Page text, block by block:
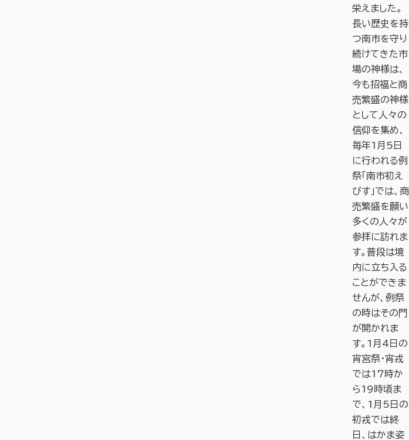
栄えました。
長い歴史を持
つ南市を守り
続けてきた市
場の神様は、
今も招福と商
売繁盛の神様
として人々の
信仰を集め、
毎年1月5日
に行われる例
祭「南市初え
びす」では、商
売繁盛を願い
多くの人々が
参拝に訪れま
す。普段は境
内に立ち入る
ことができま
せんが、例祭
の時はその門
が開かれま
す。1月4日の
宵宮祭・宵戎
では17時か
ら19時頃ま
で、1月5日の
初戎では終
日、はかま姿